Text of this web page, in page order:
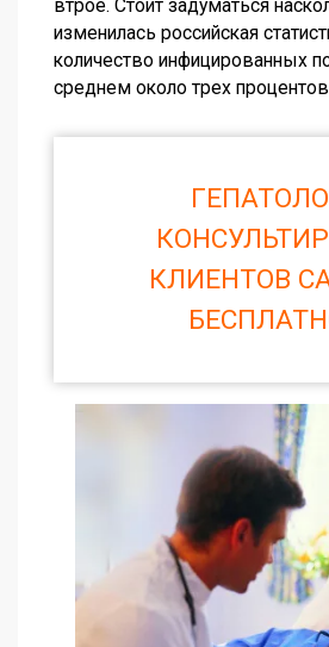
втрое. Стоит задуматься
изменилась российская
количество инфицированных
среднем около трех
КЛИЕНТОВ